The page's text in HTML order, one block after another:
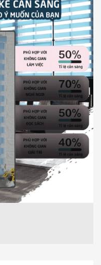
Cầu Vồng